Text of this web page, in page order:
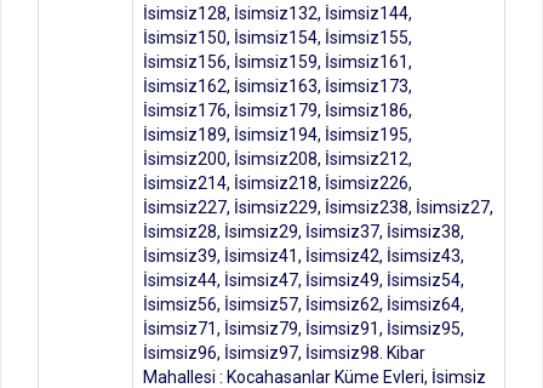
İsimsiz128, İsimsiz132, İsimsiz144,
İsimsiz150, İsimsiz154, İsimsiz155,
İsimsiz156, İsimsiz159, İsimsiz161,
İsimsiz162, İsimsiz163, İsimsiz173,
İsimsiz176, İsimsiz179, İsimsiz186,
İsimsiz189, İsimsiz194, İsimsiz195,
İsimsiz200, İsimsiz208, İsimsiz212,
İsimsiz214, İsimsiz218, İsimsiz226,
İsimsiz227, İsimsiz229, İsimsiz238, İsimsiz27,
İsimsiz28, İsimsiz29, İsimsiz37, İsimsiz38,
İsimsiz39, İsimsiz41, İsimsiz42, İsimsiz43,
İsimsiz44, İsimsiz47, İsimsiz49, İsimsiz54,
İsimsiz56, İsimsiz57, İsimsiz62, İsimsiz64,
İsimsiz71, İsimsiz79, İsimsiz91, İsimsiz95,
İsimsiz96, İsimsiz97, İsimsiz98. Kibar
Mahallesi : Kocahasanlar Küme Evleri, İsimsiz